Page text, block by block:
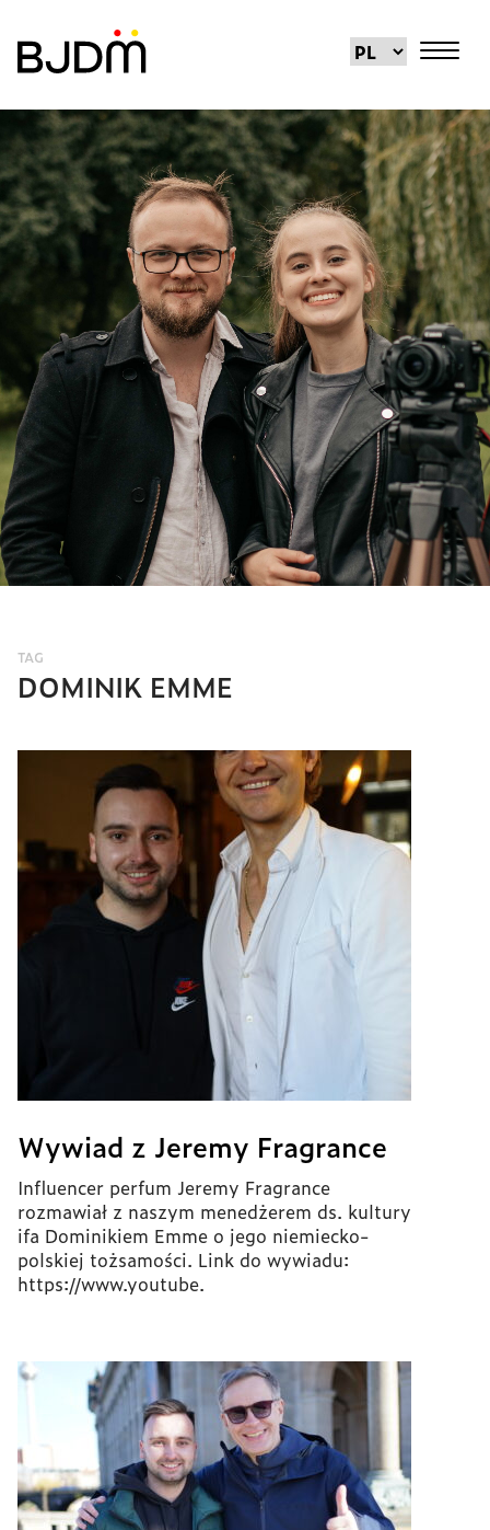
TAG
DOMINIK EMME
Wywiad z Jeremy Fragrance
Influencer perfum Jeremy Fragrance
rozmawiał z naszym menedżerem ds. kultury
ifa Dominikiem Emme o jego niemiecko-
polskiej tożsamości. Link do wywiadu:
https://www.youtube.